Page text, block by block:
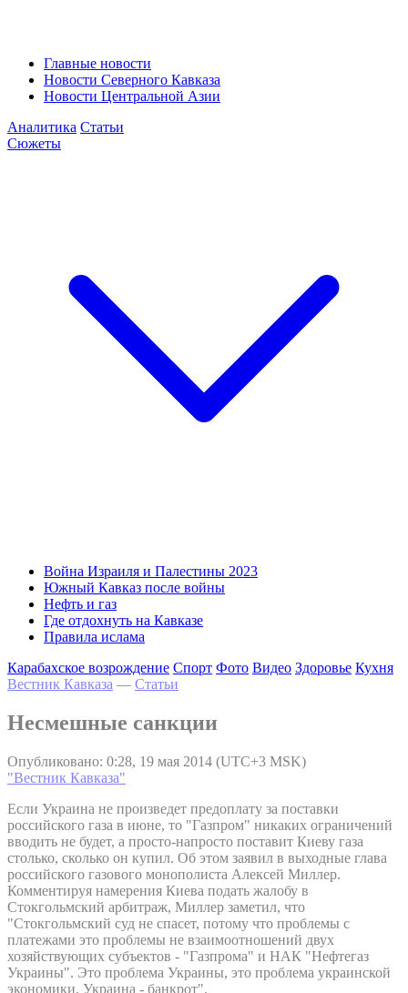
Главные новости
Новости Северного Кавказа
Новости Центральной Азии
Аналитика Статьи
Сюжеты
Война Израиля и Палестины 2023
Южный Кавказ после войны
Нефть и газ
Где отдохнуть на Кавказе
Правила ислама
Карабахское возрождение Спорт Фото Видео Здоровье Кухня
Вестник Кавказа — Статьи
Несмешные санкции
Опубликовано: 0:28, 19 мая 2014 (UTC+3 MSK)
"Вестник Кавказа"
Если Украина не произведет предоплату за поставки
российского газа в июне, то "Газпром" никаких ограничений
вводить не будет, а просто-напросто поставит Киеву газа
столько, сколько он купил. Об этом заявил в выходные глава
российского газового монополиста Алексей Миллер.
Комментируя намерения Киева подать жалобу в
Стокгольмский арбитраж, Миллер заметил, что
"Стокгольмский суд не спасет, потому что проблемы с
платежами это проблемы не взаимоотношений двух
хозяйствующих субъектов - "Газпрома" и НАК "Нефтегаз
Украины". Это проблема Украины, это проблема украинской
экономики. Украина - банкрот".